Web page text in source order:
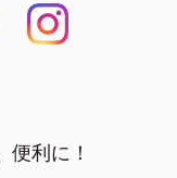
利に！